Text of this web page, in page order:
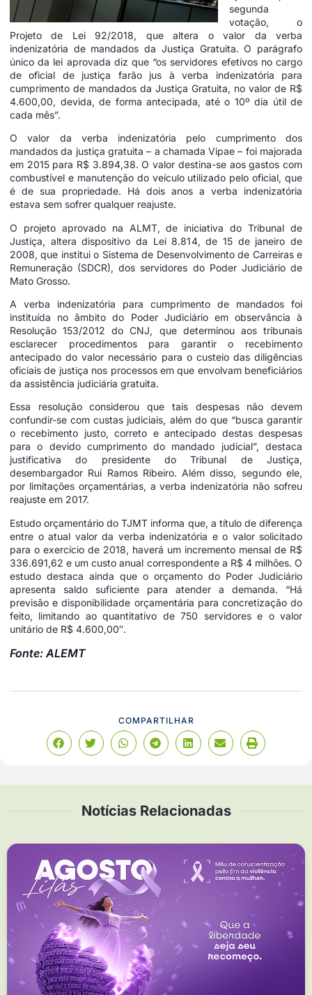
segunda
votação, o
Projeto de Lei 92/2018, que altera o valor da verba
indenizatória de mandados da Justiça Gratuita. O parágrafo
único da lei aprovada diz que “os servidores efetivos no cargo
de oficial de justiça farão jus à verba indenizatória para
cumprimento de mandados da Justiça Gratuita, no valor de R$
4.600,00, devida, de forma antecipada, até o 10º dia útil de
cada mês”.
O valor da verba indenizatória pelo cumprimento dos
mandados da justiça gratuita – a chamada Vipae – foi majorada
em 2015 para R$ 3.894,38. O valor destina-se aos gastos com
combustível e manutenção do veículo utilizado pelo oficial, que
é de sua propriedade. Há dois anos a verba indenizatória
estava sem sofrer qualquer reajuste.
O projeto aprovado na ALMT, de iniciativa do Tribunal de
Justiça, altera dispositivo da Lei 8.814, de 15 de janeiro de
2008, que institui o Sistema de Desenvolvimento de Carreiras e
Remuneração (SDCR), dos servidores do Poder Judiciário de
Mato Grosso.
A verba indenizatória para cumprimento de mandados foi
instituída no âmbito do Poder Judiciário em observância à
Resolução 153/2012 do CNJ, que determinou aos tribunais
esclarecer procedimentos para garantir o recebimento
antecipado do valor necessário para o custeio das diligências
oficiais de justiça nos processos em que envolvam beneficiários
da assistência judiciária gratuita.
Essa resolução considerou que tais despesas não devem
confundir-se com custas judiciais, além do que “busca garantir
o recebimento justo, correto e antecipado destas despesas
para o devido cumprimento do mandado judicial”, destaca
justificativa do presidente do Tribunal de Justiça,
desembargador Rui Ramos Ribeiro. Além disso, segundo ele,
por limitações orçamentárias, a verba indenizatória não sofreu
reajuste em 2017.
Estudo orçamentário do TJMT informa que, a título de diferença
entre o atual valor da verba indenizatória e o valor solicitado
para o exercício de 2018, haverá um incremento mensal de R$
336.691,62 e um custo anual correspondente a R$ 4 milhões. O
estudo destaca ainda que o orçamento do Poder Judiciário
apresenta saldo suficiente para atender a demanda. “Há
previsão e disponibilidade orçamentária para concretização do
feito, limitando ao quantitativo de 750 servidores e o valor
unitário de R$ 4.600,00″.
Fonte: ALEMT
COMPARTILHAR
Notícias Relacionadas